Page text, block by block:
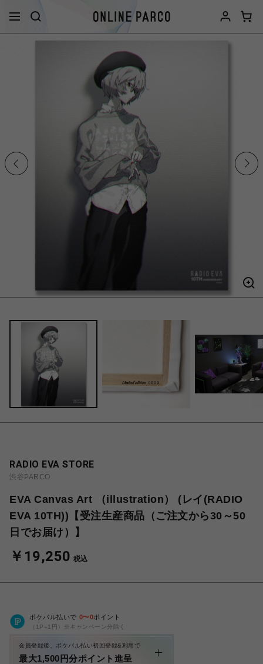
RADIO EVA STORE
渋谷PARCO
EVA Canvas Art （illustration） (レイ(RADIO
EVA 10TH))【受注生産商品（ご注文から30～50
日でお届け）】
￥19,250 税込
ポケパル払いで 0〜0ポイント
（1P=1円）※キャンペーン分除く
会員登録後、ポケパル払い初回登録&利用で
最大1,500円分ポイント進呈